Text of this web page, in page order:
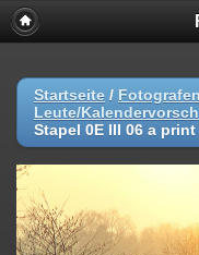
Startseite /
Leute/
Stapel 0E III 06 a print